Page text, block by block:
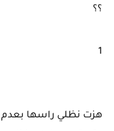
؟؟
1
هزت نظلي راسها